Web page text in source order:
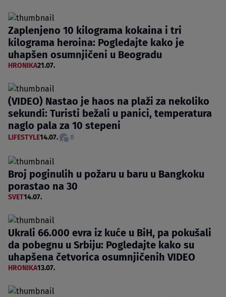
Zaplenjeno 10 kilograma kokaina i tri
kilograma heroina: Pogledajte kako je
uhapšen osumnjičeni u Beogradu
HRONIKA21.07.
(VIDEO) Nastao je haos na plaži za nekoliko
sekundi: Turisti bežali u panici, temperatura
naglo pala za 10 stepeni
LIFESTYLE14.07. 8
Broj poginulih u požaru u baru u Bangkoku
porastao na 30
SVET14.07.
Ukrali 66.000 evra iz kuće u BiH, pa pokušali
da pobegnu u Srbiju: Pogledajte kako su
uhapšena četvorica osumnjičenih VIDEO
HRONIKA13.07.